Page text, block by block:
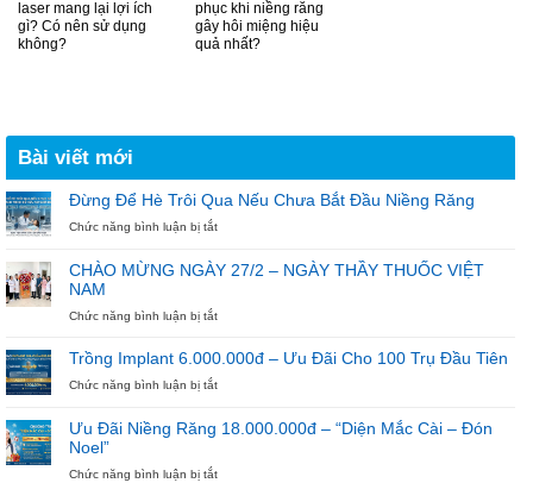
laser mang lại lợi ích
gì? Có nên sử dụng
không?
phục khi niềng răng
gây hôi miệng hiệu
quả nhất?
Bài viết mới
Đừng Để Hè Trôi Qua Nếu Chưa Bắt Đầu Niềng Răng
Chức năng bình luận bị tắtở
Hè
Qua
Chưa
Bắt
Đầu
Răng
CHÀO MỪNG NGÀY 27/2 – NGÀY THẦY THUỐC VIỆT
NAM
Chức năng bình luận bị tắtở
MỪNG
NGÀY
27/2
NGÀY
VIỆT
Trồng Implant 6.000.000đ – Ưu Đãi Cho 100 Trụ Đầu Tiên
Chức năng bình luận bị tắtở
6.000.000đ
Ưu
Ưu Đãi Niềng Răng 18.000.000đ – “Diện Mắc Cài – Đón
Noel”
Chức năng bình luận bị tắtở